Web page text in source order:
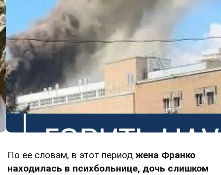
По ее словам, в этот период жена Франко
находилась в психбольнице, дочь слишком